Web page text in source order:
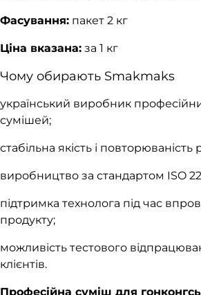
Фасування: пакет 2 кг
Ціна вказана: за 1 кг
Чому обирають Smakmaks
український виробник
сумішей;
стабільна якість і повторюваність
виробництво за стандартом ISO
підтримка технолога під час
продукту;
можливість тестового
клієнтів.
Професійна суміш для